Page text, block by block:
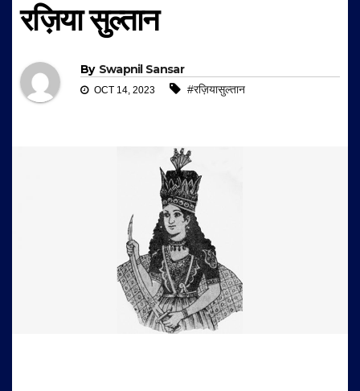
रज़िया सुल्तान
By Swapnil Sansar
OCT 14, 2023 #रज़ियासुल्तान